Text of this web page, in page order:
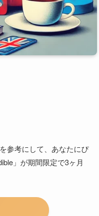
参考にして、あなたにぴ
」が期間限定で3ヶ月